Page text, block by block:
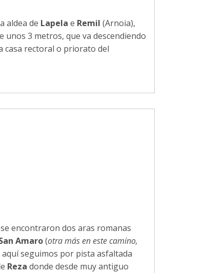
aldea de Lapela e Remil (Arnoia),
3 metros, que va descendiendo
casa rectoral o priorato del
encontraron dos aras romanas
Amaro(otra más en este camino,
aquí seguimos por pista asfaltada
Reza donde desde muy antiguo